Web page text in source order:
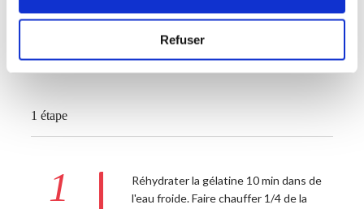
Refuser
1 étape
1
Réhydrater la gélatine 10 min dans de
l'eau froide. Faire chauffer 1/4 de la